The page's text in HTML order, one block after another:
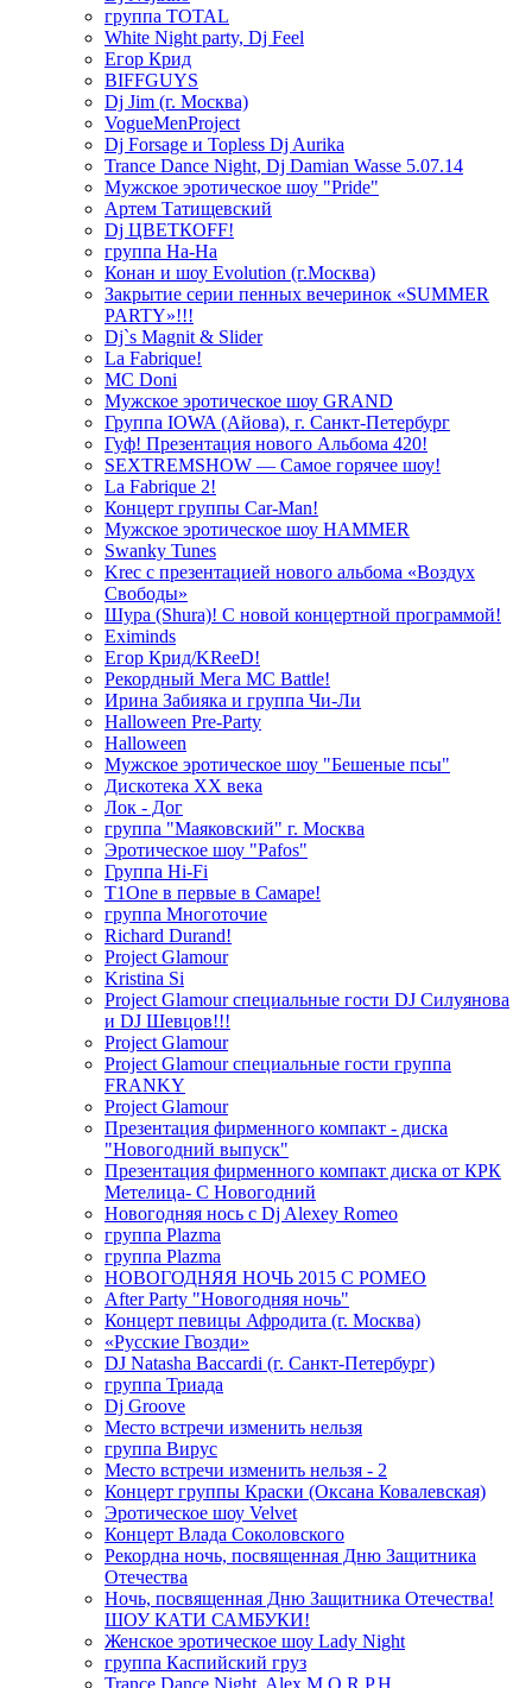
группа TOTAL
White Night party, Dj Feel
Егор Крид
BIFFGUYS
Dj Jim (г. Москва)
VogueMenProject
Dj Forsage и Topless Dj Aurika
Trance Dance Night, Dj Damian Wasse 5.07.14
Мужское эротическое шоу "Pride"
Артем Татищевский
Dj ЦВЕТКOFF!
группа На-На
Конан и шоу Evolution (г.Москва)
Закрытие серии пенных вечеринок «SUMMER
PARTY»!!!
Dj`s Magnit & Slider
La Fabrique!
MC Doni
Мужское эротическое шоу GRAND
Группа IOWA (Айова), г. Санкт-Петербург
Гуф! Презентация нового Альбома 420!
SEXTREMSHOW — Самое горячее шоу!
La Fabrique 2!
Концерт группы Car-Man!
Мужское эротическое шоу HAMMER
Swanky Tunes
Krec с презентацией нового альбома «Воздух
Свободы»
Шура (Shura)! С новой концертной программой!
Eximinds
Егор Крид/KReeD!
Рекордный Мега МС Battle!
Ирина Забияка и группа Чи-Ли
Halloween Pre-Party
Halloween
Мужское эротическое шоу "Бешеные псы"
Дискотека ХХ века
Лок - Дог
группа "Маяковский" г. Москва
Эротическое шоу "Pafos"
Группа Hi-Fi
T1One в первые в Самаре!
группа Многоточие
Richard Durand!
Project Glamour
Kristina Si
Project Glamour специальные гости DJ Силуянова
и DJ Шевцов!!!
Project Glamour
Project Glamour специальные гости группа
FRANKY
Project Glamour
Презентация фирменного компакт - диска
"Новогодний выпуск"
Презентация фирменного компакт диска от КРК
Метелица- С Новогодний
Новогодняя нось с Dj Alexey Romeo
группа Plazma
группа Plazma
НОВОГОДНЯЯ НОЧЬ 2015 C РОМЕО
After Party "Новогодняя ночь"
Концерт певицы Афродита (г. Москва)
«Русские Гвозди»
DJ Natasha Baccardi (г. Санкт-Петербург)
группа Триада
Dj Groove
Место встречи изменить нельзя
группа Вирус
Место встречи изменить нельзя - 2
Концерт группы Краски (Оксана Ковалевская)
Эротическое шоу Velvet
Концерт Влада Соколовского
Рекордна ночь, посвященная Дню Защитника
Отечества
Ночь, посвященная Дню Защитника Отечества!
ШОУ КАТИ САМБУКИ!
Женское эротическое шоу Lady Night
группа Каспийский груз
Trance Dance Night. Alex M.O.R.P.H